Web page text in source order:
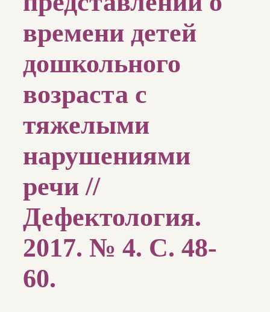
времени детей
дошкольного
возраста с
тяжелыми
нарушениями
речи //
Дефектология.
2017. № 4. С. 48-
60.